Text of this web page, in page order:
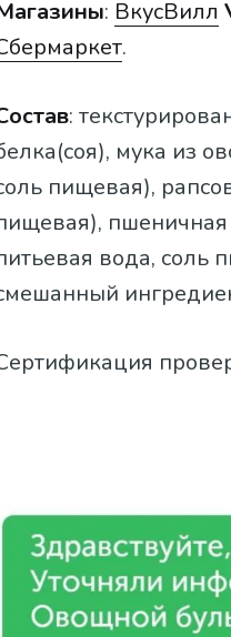
: ВкусВилл
.
:
мука из
пищевая),
вода, соль